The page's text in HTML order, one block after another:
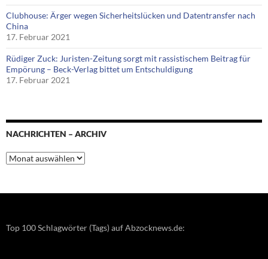
Clubhouse: Ärger wegen Sicherheitslücken und Datentransfer nach
China
17. Februar 2021
Rüdiger Zuck: Juristen-Zeitung sorgt mit rassistischem Beitrag für
Empörung – Beck-Verlag bittet um Entschuldigung
17. Februar 2021
NACHRICHTEN – ARCHIV
Nachrichten
–
Top 100 Schlagwörter (Tags) auf Abzocknews.de: